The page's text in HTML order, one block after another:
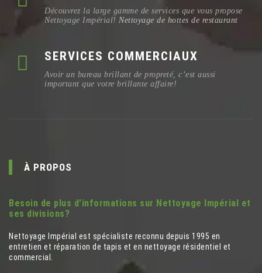
Découvrez la large gamme de services que vous propose
Nettoyage Impérial! Nettoyage de hottes de restaurant
SERVICES COMMERCIAUX
Avoir un bureau brillant de propreté, c’est aussi
important que votre brillante affaire!
À PROPOS
Besoin de plus d’informations sur Nettoyage Impérial et
ses divisions?
Nettoyage Impérial est spécialiste reconnu depuis 1995 en
entretien et réparation de tapis et en nettoyage résidentiel et
commercial.